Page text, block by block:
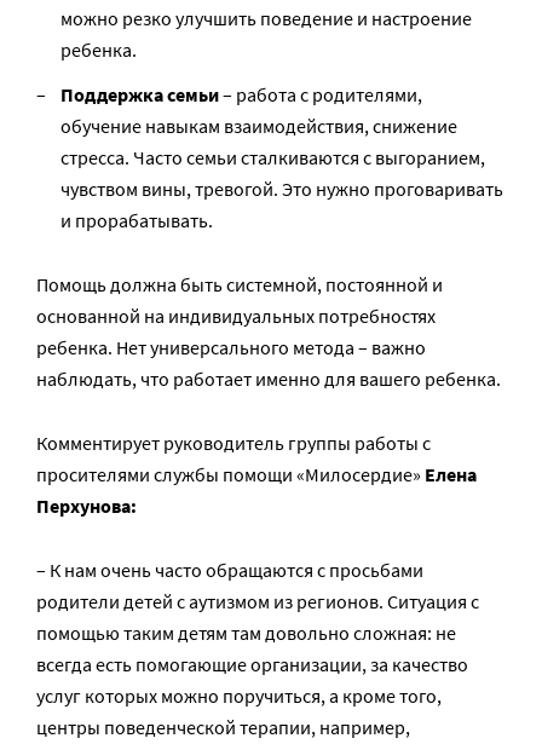
можно резко улучшить поведение и настроение
ребенка.
Поддержка семьи– работа с родителями,
обучение навыкам взаимодействия, снижение
стресса. Часто семьи сталкиваются с выгоранием,
чувством вины, тревогой. Это нужно проговаривать
и прорабатывать.
Помощь должна быть системной, постоянной и
основанной на индивидуальных потребностях
ребенка. Нет универсального метода – важно
наблюдать, что работает именно для вашего ребенка.
Комментирует руководитель группы работы с
просителями службы помощи «Милосердие» Елена
Перхунова:
– К нам очень часто обращаются с просьбами
родители детей с аутизмом из регионов. Ситуация с
помощью таким детям там довольно сложная: не
всегда есть помогающие организации, за качество
услуг которых можно поручиться, а кроме того,
центры поведенческой терапии, например,